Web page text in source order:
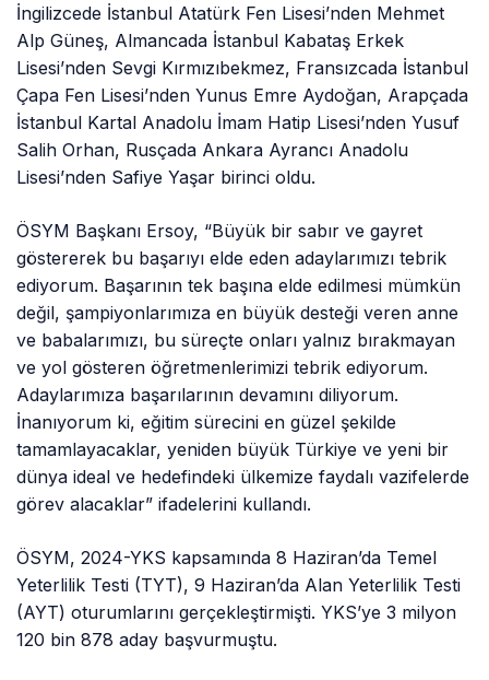
İngilizcede İstanbul Atatürk Fen Lisesi’nden Mehmet
Alp Güneş, Almancada İstanbul Kabataş Erkek
Lisesi’nden Sevgi Kırmızıbekmez, Fransızcada İstanbul
Çapa Fen Lisesi’nden Yunus Emre Aydoğan, Arapçada
İstanbul Kartal Anadolu İmam Hatip Lisesi’nden Yusuf
Salih Orhan, Rusçada Ankara Ayrancı Anadolu
Lisesi’nden Safiye Yaşar birinci oldu.
ÖSYM Başkanı Ersoy, “Büyük bir sabır ve gayret
göstererek bu başarıyı elde eden adaylarımızı tebrik
ediyorum. Başarının tek başına elde edilmesi mümkün
değil, şampiyonlarımıza en büyük desteği veren anne
ve babalarımızı, bu süreçte onları yalnız bırakmayan
ve yol gösteren öğretmenlerimizi tebrik ediyorum.
Adaylarımıza başarılarının devamını diliyorum.
İnanıyorum ki, eğitim sürecini en güzel şekilde
tamamlayacaklar, yeniden büyük Türkiye ve yeni bir
dünya ideal ve hedefindeki ülkemize faydalı vazifelerde
görev alacaklar” ifadelerini kullandı.
ÖSYM, 2024-YKS kapsamında 8 Haziran’da Temel
Yeterlilik Testi (TYT), 9 Haziran’da Alan Yeterlilik Testi
(AYT) oturumlarını gerçekleştirmişti. YKS’ye 3 milyon
120 bin 878 aday başvurmuştu.